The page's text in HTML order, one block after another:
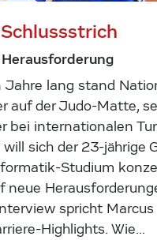
Jahre lang stand
auf der Judo-Matte,
bei internationalen
sich der 23-jährige
Studium
neue
spricht Marcus
Highlights. Wie…